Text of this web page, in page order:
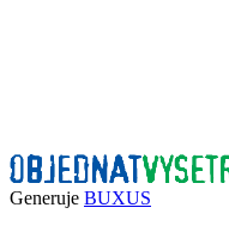
Generuje BUXUS